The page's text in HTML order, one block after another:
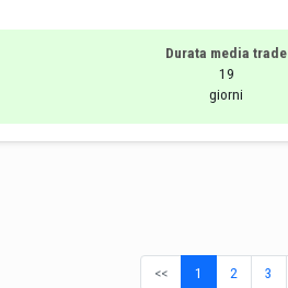
Durata media trade
19
giorni
<< 1 2 3